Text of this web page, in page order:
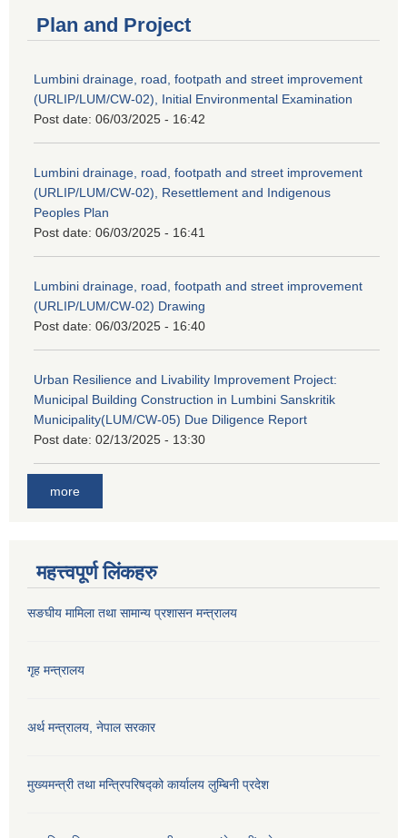
Plan and Project
Lumbini drainage, road, footpath and street improvement
(URLIP/LUM/CW-02), Initial Environmental Examination
Post date: 06/03/2025 - 16:42
Lumbini drainage, road, footpath and street improvement
(URLIP/LUM/CW-02), Resettlement and Indigenous
Peoples Plan
Post date: 06/03/2025 - 16:41
Lumbini drainage, road, footpath and street improvement
(URLIP/LUM/CW-02) Drawing
Post date: 06/03/2025 - 16:40
Urban Resilience and Livability Improvement Project:
Municipal Building Construction in Lumbini Sanskritik
Municipality(LUM/CW-05) Due Diligence Report
Post date: 02/13/2025 - 13:30
more
महत्त्वपूर्ण लिंकहरु
सङघीय मामिला तथा सामान्य प्रशासन मन्‍त्रालय
गृह मन्त्रालय
अर्थ मन्त्रालय, नेपाल सरकार
मुख्यमन्त्री तथा मन्त्रिपरिषद्को कार्यालय लुम्बिनी प्रदेश